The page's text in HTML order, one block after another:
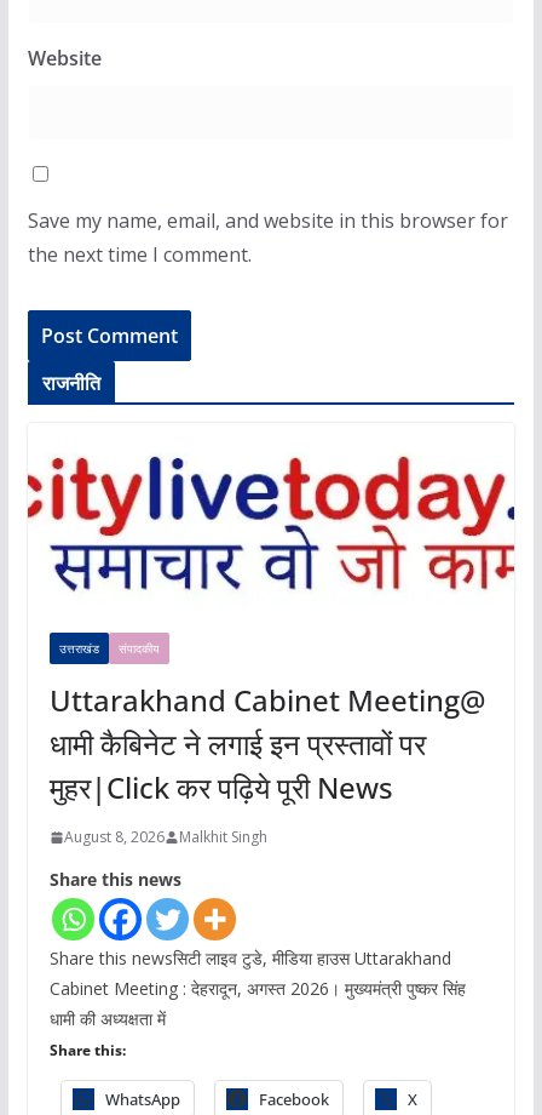
Website
Save my name, email, and website in this browser for
the next time I comment.
राजनीति
उत्तराखंड संपादकीय
Uttarakhand Cabinet Meeting@
धामी कैबिनेट ने लगाई इन प्रस्तावों पर
मुहर|Click कर पढ़िये पूरी News
August 8, 2026 Malkhit Singh
Share this news
Share this newsसिटी लाइव टुडे, मीडिया हाउस Uttarakhand
Cabinet Meeting : देहरादून, अगस्त 2026। मुख्यमंत्री पुष्कर सिंह
धामी की अध्यक्षता में
Share this:
WhatsApp Facebook X